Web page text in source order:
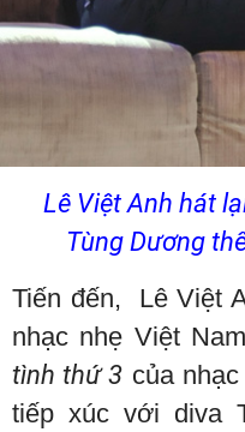
Lê Việt Anh hát
Tùng Dương
Tiến đến, Lê Việt
nhạc nhẹ Việt
tình thứ 3 của
tiếp xúc với diva